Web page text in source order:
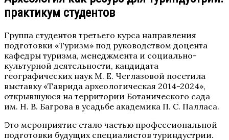
практикум студентов
Группа студентов третьего курса направления
подготовки «Туризм» под руководством доцента
кафедры туризма, менеджмента и социально-
культурной деятельности, кандидата
географических наук М. Е. Чеглазовой посетила
выставку «Таврида археологическая 2014-2024»,
открывшуюся на территории Ботанического сада
им. Н. В. Багрова в усадьбе академика П. С. Палласа.
Это мероприятие стало частью профессиональной
подготовки будущих специалистов туриндустрии.